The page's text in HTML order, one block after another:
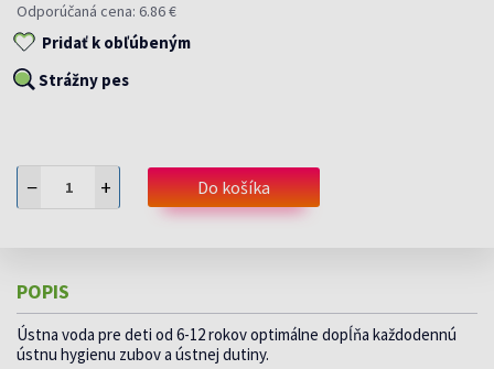
Odporúčaná cena: 6.86 €
Pridať k obľúbeným
Strážny pes
− + Do košíka
POPIS
Ústna voda pre deti od 6-12 rokov optimálne dopĺňa každodennú
ústnu hygienu zubov a ústnej dutiny.